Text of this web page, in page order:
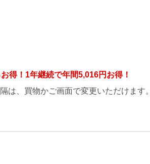
お得！1年継続で年間5,016円 お得！
は、買物かご画面で変更いただけます。